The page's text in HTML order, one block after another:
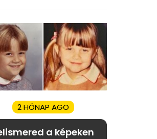
2 HÓNAP AGO
a képeken